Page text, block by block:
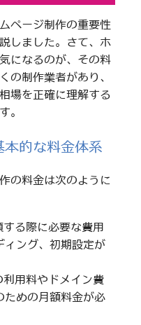
ページ制作の重要性
しました。さて、ホ
になるのが、その料
の制作業者があり、
場を正確に理解する
。
本的な料金体系
の料金は次のように
る際に必要な費用
ィング、初期設定が
用料やドメイン費
ための月額料金が必